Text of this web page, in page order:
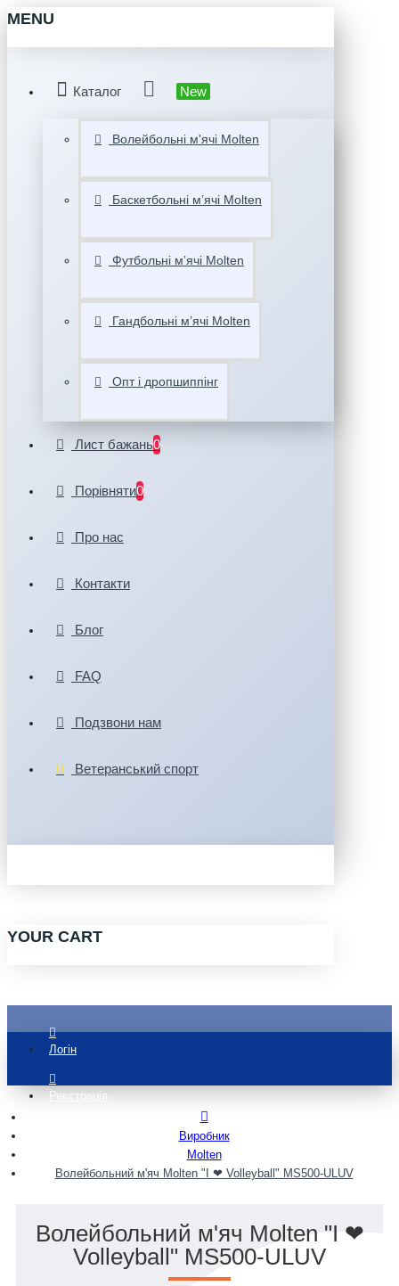
MENU
Каталог New
Волейбольні м'ячі Molten
Баскетбольні мʼячі Molten
Футбольні мʼячі Molten
Гандбольні мʼячі Molten
Опт і дропшиппінг
Лист бажань0
Порівняти0
Про нас
Контакти
Блог
FAQ
Подзвони нам
Ветеранський спорт
YOUR CART
Логін
Реєстрація
Виробник
Molten
Волейбольний м'яч Molten "I ❤︎ Volleyball" MS500-ULUV
Волейбольний м'яч Molten "I ❤︎
Volleyball" MS500-ULUV